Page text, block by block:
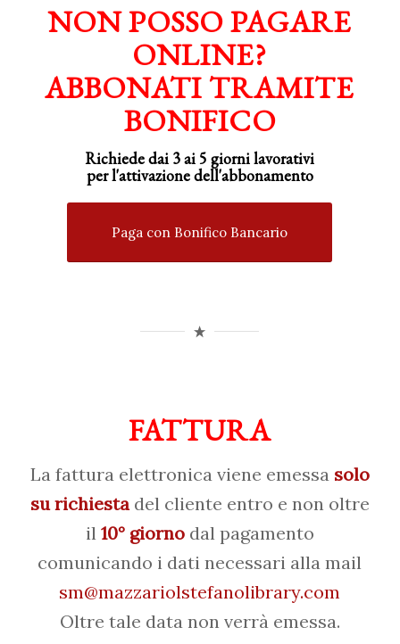
NON POSSO PAGARE
ONLINE?
ABBONATI TRAMITE
BONIFICO
Richiede dai 3 ai 5 giorni lavorativi
perl'attivazionedell'abbonamento
Paga con Bonifico Bancario
FATTURA
La fattura elettronica viene emessasolo
su richiestadel cliente entro e non oltre
il 10° giornodal pagamento
comunicando i dati necessari alla mail
sm@mazzariolstefanolibrary.com
Oltre tale data non verrà emessa.